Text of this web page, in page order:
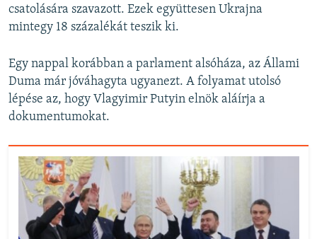
csatolására szavazott. Ezek együttesen Ukrajna
mintegy 18 százalékát teszik ki.
Egy nappal korábban a parlament alsóháza, az Állami
Duma már jóváhagyta ugyanezt. A folyamat utolsó
lépése az, hogy Vlagyimir Putyin elnök aláírja a
dokumentumokat.